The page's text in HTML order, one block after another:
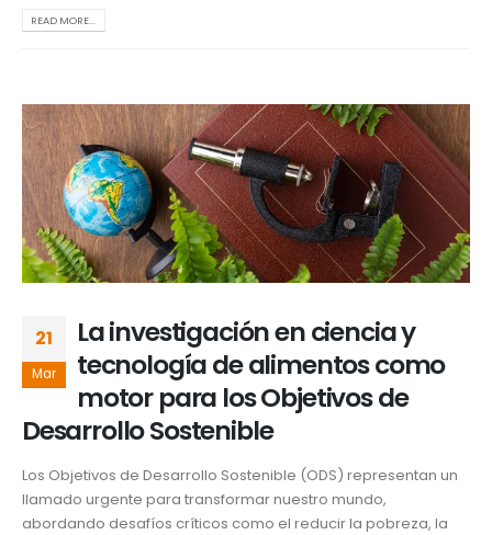
READ MORE...
21
Mar
La investigación en ciencia y
tecnología de alimentos como
motor para los Objetivos de
Desarrollo Sostenible
Los Objetivos de Desarrollo Sostenible (ODS) representan un
llamado urgente para transformar nuestro mundo,
abordando desafíos críticos como el reducir la pobreza, la